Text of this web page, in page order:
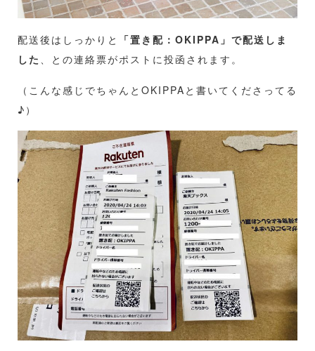
配送後はしっかりと
「置き配：OKIPPA」で配送しま
した 、との連絡票がポストに投函されます。
（こんな感じでちゃんとOKIPPAと書いてくださってる
♪）